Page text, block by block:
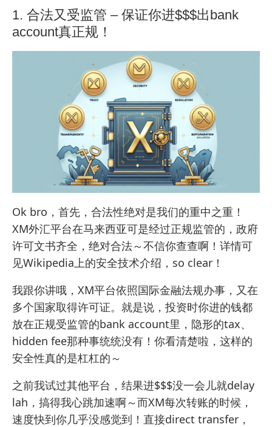
1. 合法又受监管 – 保证你进$$$出bank
account真正规！
Ok bro，首先，合法性绝对是我们的重中之重！
XM外汇平台在马来西亚可是经过正规监管的，政府
许可文书齐全，绝对合法～不信你查查啊！详情可
见Wikipedia 上的安全技术介绍，so clear！
我跟你讲哦，XM平台依照国际金融法规办事，又在
多个国家取得许可证。就是说，投资时你进的钱都
放在正规受监管的bank account里，隐形的tax、
hidden fee那种事统统没有！你看清楚啦，这样的
安全性真的是杠杠的～
之前我试过其他平台，结果进$$$没一会儿就delay
lah，搞得我心跳加速啊～而XM每次转账的时候，
速度快到你几乎没感觉到！直接direct transfer，